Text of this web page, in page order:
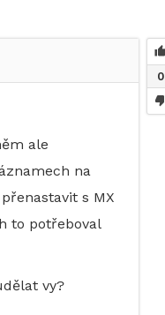
0
ale
na
s MX
to potřeboval
vy?